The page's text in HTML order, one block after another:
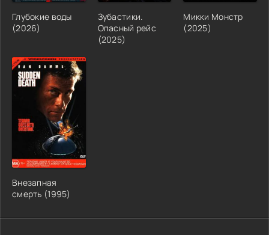
Глубокие воды
(2026)
Зубастики.
Опасный рейс
(2025)
Микки Монстр
(2025)
Внезапная
смерть (1995)